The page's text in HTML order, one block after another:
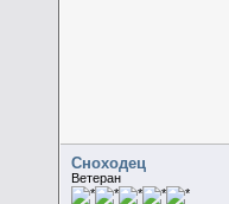
Сноходец
Ветеран